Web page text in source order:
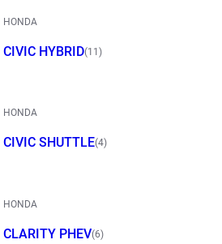
HONDA
CIVIC HYBRID(11)
HONDA
CIVIC SHUTTLE(4)
HONDA
CLARITY PHEV(6)